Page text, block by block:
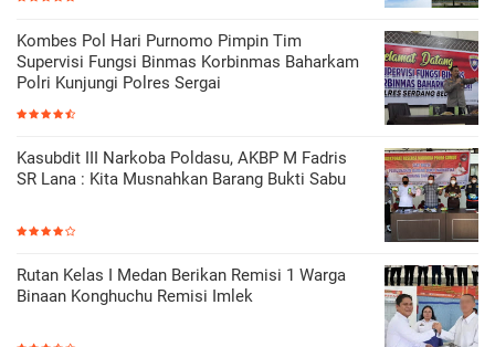
Kombes Pol Hari Purnomo Pimpin Tim
Supervisi Fungsi Binmas Korbinmas Baharkam
Polri Kunjungi Polres Sergai
Kasubdit III Narkoba Poldasu, AKBP M Fadris
SR Lana : Kita Musnahkan Barang Bukti Sabu
Rutan Kelas I Medan Berikan Remisi 1 Warga
Binaan Konghuchu Remisi Imlek